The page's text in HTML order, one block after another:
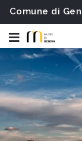
Comune di